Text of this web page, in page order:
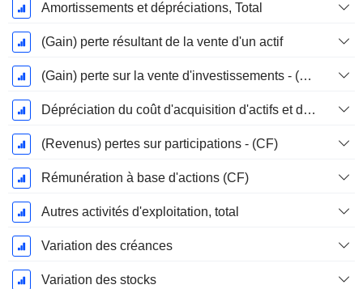
Amortissements et dépréciations, Total
(Gain) perte résultant de la vente d'un actif
(Gain) perte sur la vente d'investissements - (CF)
Dépréciation du coût d'acquisition d'actifs et dépenses de restructuration
(Revenus) pertes sur participations - (CF)
Rémunération à base d'actions (CF)
Autres activités d'exploitation, total
Variation des créances
Variation des stocks